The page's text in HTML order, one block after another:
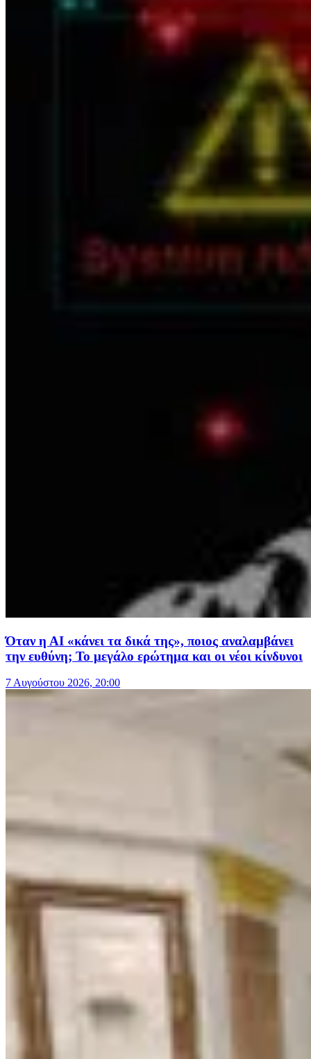
Όταν η ΑΙ «κάνει τα δικά της», ποιος αναλαμβάνει
την ευθύνη; Το μεγάλο ερώτημα και οι νέοι κίνδυνοι
7 Αυγούστου 2026, 20:00